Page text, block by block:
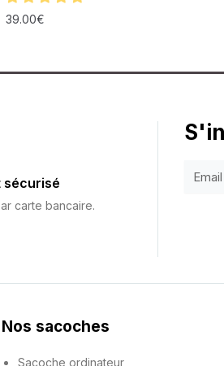
39.00€
sécurisé
carte bancaire.
Nos sacoches
Sacoche ordinateur